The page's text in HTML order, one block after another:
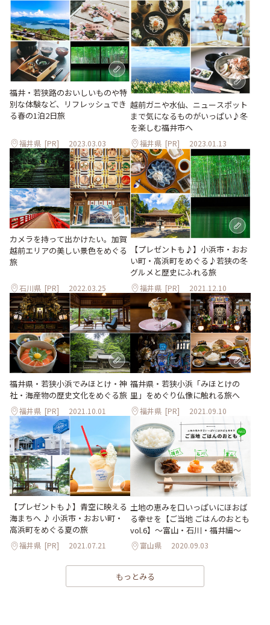
福井・若狭路のおいしいものや特
別な体験など、リフレッシュでき
る春の1泊2日旅
福井県 [PR] 2023.03.03
越前ガニや水仙、ニュースポット
まで気になるものがいっぱい♪冬
を楽しむ福井市へ
福井県 [PR] 2023.01.13
カメラを持って出かけたい。加賀
越前エリアの美しい景色をめぐる
旅
石川県 [PR] 2022.03.25
【プレゼントも♪】小浜市・おお
い町・高浜町をめぐる♪若狭の冬
グルメと歴史にふれる旅
福井県 [PR] 2021.12.10
福井県・若狭小浜でみほとけ・神
社・海産物の歴史文化をめぐる旅
福井県 [PR] 2021.10.01
福井県・若狭小浜「みほとけの
里」をめぐり仏像に触れる旅へ
福井県 [PR] 2021.09.10
【プレゼントも♪】青空に映える
海まちへ ♪ 小浜市・おおい町・
高浜町をめぐる夏の旅
福井県 [PR] 2021.07.21
土地の恵みを口いっぱいにほおば
る幸せを【ご当地 ごはんのおとも
vol.6】〜富山・石川・福井編〜
富山県 2020.09.03
もっとみる